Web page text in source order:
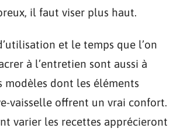
il faut viser plus haut.
et le temps que l’on
à l’entretien sont aussi à
modèles dont les éléments
vaisselle offrent un vrai confort.
varier les recettes apprécieront